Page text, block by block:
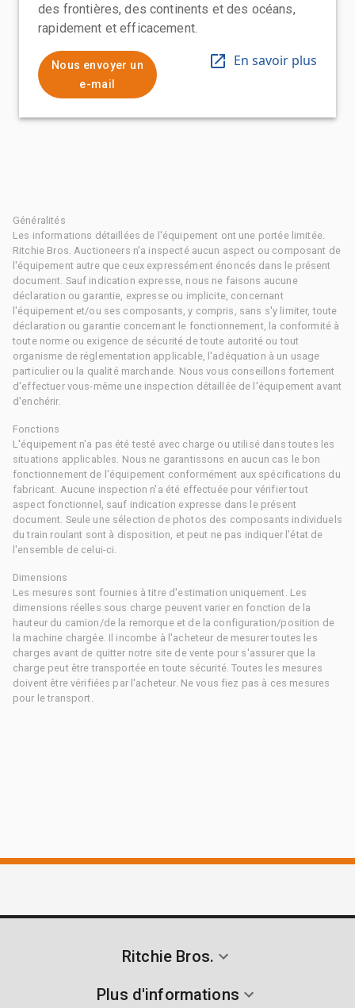
des frontières, des continents et des océans,
rapidement et efficacement.
Nous envoyer un
e-mail
En savoir plus
Généralités
Les informations détaillées de l'équipement ont une portée limitée.
Ritchie Bros. Auctioneers n'a inspecté aucun aspect ou composant de
l'équipement autre que ceux expressément énoncés dans le présent
document. Sauf indication expresse, nous ne faisons aucune
déclaration ou garantie, expresse ou implicite, concernant
l'équipement et/ou ses composants, y compris, sans s'y limiter, toute
déclaration ou garantie concernant le fonctionnement, la conformité à
toute norme ou exigence de sécurité de toute autorité ou tout
organisme de réglementation applicable, l'adéquation à un usage
particulier ou la qualité marchande. Nous vous conseillons fortement
d'effectuer vous-même une inspection détaillée de l'équipement avant
d'enchérir.
Fonctions
L'équipement n'a pas été testé avec charge ou utilisé dans toutes les
situations applicables. Nous ne garantissons en aucun cas le bon
fonctionnement de l'équipement conformément aux spécifications du
fabricant. Aucune inspection n'a été effectuée pour vérifier tout
aspect fonctionnel, sauf indication expresse dans le présent
document. Seule une sélection de photos des composants individuels
du train roulant sont à disposition, et peut ne pas indiquer l'état de
l'ensemble de celui-ci.
Dimensions
Les mesures sont fournies à titre d'estimation uniquement. Les
dimensions réelles sous charge peuvent varier en fonction de la
hauteur du camion/de la remorque et de la configuration/position de
la machine chargée. Il incombe à l'acheteur de mesurer toutes les
charges avant de quitter notre site de vente pour s'assurer que la
charge peut être transportée en toute sécurité. Toutes les mesures
doivent être vérifiées par l'acheteur. Ne vous fiez pas à ces mesures
pour le transport.
Ritchie Bros.
Plus d'informations